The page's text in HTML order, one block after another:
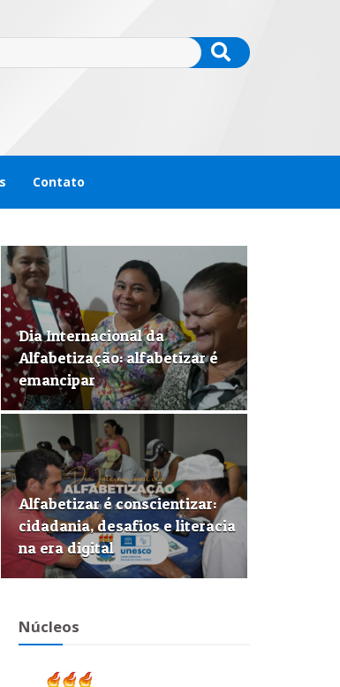
Contato
Dia Internacional da
Alfabetização: alfabetizar é
emancipar
Alfabetizar é conscientizar:
cidadania, desafios e literacia
na era digital
Núcleos